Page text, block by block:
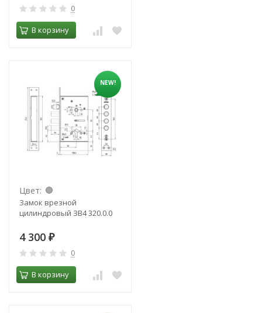
0
В корзину
NEW!
Цвет:
Замок врезной
цилиндровый ЗВ4 320.0.0
4 300 ₽
0
В корзину